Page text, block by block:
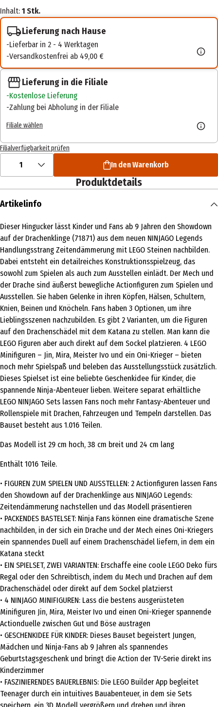
Inhalt: 1 Stk.
Lieferung nach Hause
Lieferbar in 2 - 4 Werktagen
Versandkostenfrei ab 49,00 €
Lieferung in die Filiale
Kostenlose Lieferung
Zahlung bei Abholung in der Filiale
Filiale wählen
Filialverfügbarkeit prüfen
1 In den Warenkorb
Produktdetails
Artikelinfo
Dieser Hingucker lässt Kinder und Fans ab 9 Jahren den Showdown
auf der Drachenklinge (71871) aus dem neuen NINJAGO Legends
Handlungsstrang Zeitendämmerung mit LEGO Steinen nachbilden.
Dabei entsteht ein detailreiches Konstruktionsspielzeug, das
sowohl zum Spielen als auch zum Ausstellen einlädt. Der Mech und
der Drache sind äußerst bewegliche Actionfiguren zum Spielen und
Ausstellen. Sie haben Gelenke in ihren Köpfen, Hälsen, Schultern,
Knien, Beinen und Knöcheln. Fans haben 3 Optionen, um ihre
Lieblingsszenen nachzubilden. Es gibt 2 Varianten, um die Figuren
auf den Drachenschädel mit dem Katana zu stellen. Man kann die
LEGO Figuren aber auch direkt auf dem Sockel platzieren. 4 LEGO
Minifiguren – Jin, Mira, Meister Ivo und ein Oni-Krieger – bieten
noch mehr Spielspaß und beleben das Ausstellungsstück zusätzlich.
Dieses Spielset ist eine beliebte Geschenkidee für Kinder, die
spannende Ninja-Abenteuer lieben. Weitere separat erhältliche
LEGO NINJAGO Sets lassen Fans noch mehr Fantasy-Abenteuer und
Rollenspiele mit Drachen, Fahrzeugen und Tempeln darstellen. Das
Bauset besteht aus 1.016 Teilen.
Das Modell ist 29 cm hoch, 38 cm breit und 24 cm lang
Enthält 1016 Teile.
• FIGUREN ZUM SPIELEN UND AUSSTELLEN: 2 Actionfiguren lassen Fans
den Showdown auf der Drachenklinge aus NINJAGO Legends:
Zeitendämmerung nachstellen und das Modell präsentieren
• PACKENDES BASTELSET: Ninja Fans können eine dramatische Szene
nachbilden, in der sich ein Drache und der Mech eines Oni-Kriegers
ein spannendes Duell auf einem Drachenschädel liefern, in dem ein
Katana steckt
• EIN SPIELSET, ZWEI VARIANTEN: Erschaffe eine coole LEGO Deko fürs
Regal oder den Schreibtisch, indem du Mech und Drachen auf dem
Drachenschädel oder direkt auf dem Sockel platzierst
• 4 NINJAGO MINIFIGUREN: Lass die bestens ausgerüsteten
Minifiguren Jin, Mira, Meister Ivo und einen Oni-Krieger spannende
Actionduelle zwischen Gut und Böse austragen
• GESCHENKIDEE FÜR KINDER: Dieses Bauset begeistert Jungen,
Mädchen und Ninja-Fans ab 9 Jahren als spannendes
Geburtstagsgeschenk und bringt die Action der TV-Serie direkt ins
Kinderzimmer
• FASZINIERENDES BAUERLEBNIS: Die LEGO Builder App begleitet
Teenager durch ein intuitives Bauabenteuer, in dem sie Sets